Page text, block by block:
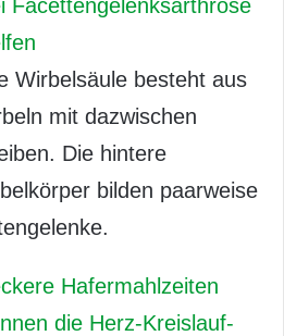
Facettengelenksarthrose
Wirbelsäule besteht aus
mit dazwischen
Die hintere
bilden paarweise
Hafermahlzeiten
die Herz-Kreislauf-